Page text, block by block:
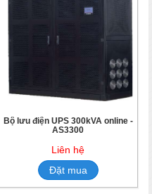
Bộ lưu điện UPS 300kVA online -
AS3300
Liên hệ
Đặt mua